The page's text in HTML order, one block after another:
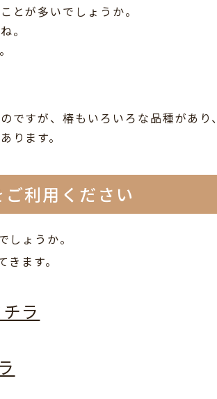
とが多いでしょうか。
。
ですが、椿もいろいろな品種があり、
ります。
利用ください
ょうか。
ます。
ラ